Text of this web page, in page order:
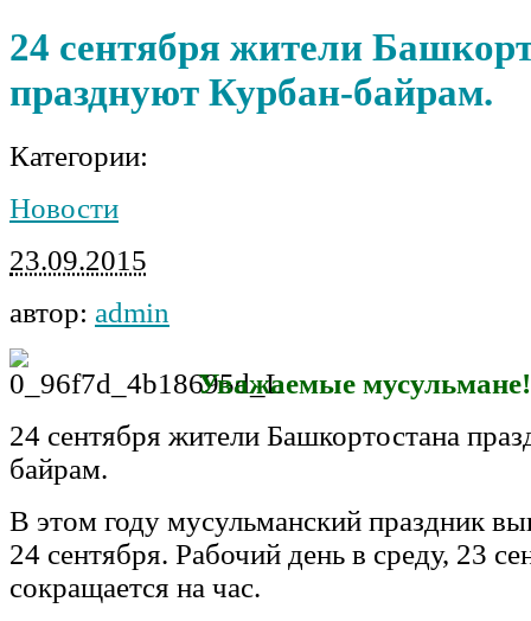
24 сентября жители
празднуют Курбан-байрам.
Категории:
Новости
23.09.2015
автор: admin
Уважаемые
24 сентября жители Башкортостана
байрам.
В этом году мусульманский праздник
24 сентября. Рабочий день в среду, 23
сокращается на час.